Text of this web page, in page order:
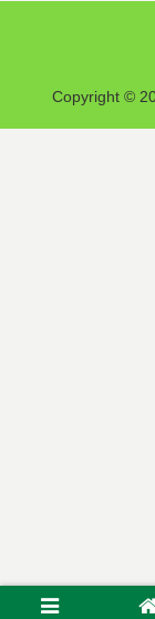
Copyright ©